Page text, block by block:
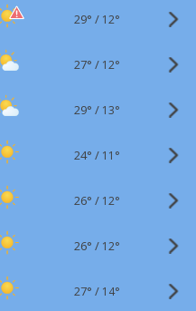
29° / 12°
27° / 12°
29° / 13°
24° / 11°
26° / 12°
26° / 12°
27° / 14°